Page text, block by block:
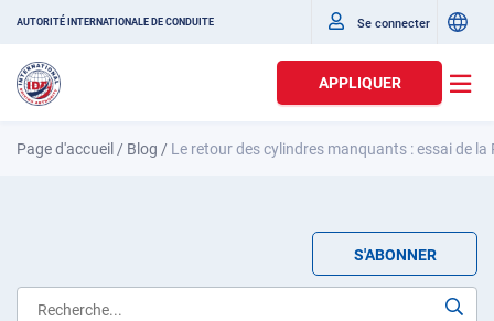
AUTORITÉ INTERNATIONALE DE CONDUITE Se connecter
APPLIQUER
Page d'accueil / Blog / Le retour des cylindres manquants : essai de la
S'ABONNER